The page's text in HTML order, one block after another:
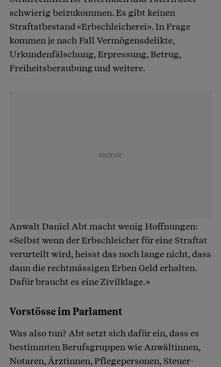
schwierig beizukommen. Es gibt keinen
Straftatbestand «Erbschleicherei». In Frage
kommen je nach Fall Vermögensdelikte,
Urkundenfälschung, Erpressung, Betrug,
Freiheitsberaubung und weitere.
Anwalt Daniel Abt macht wenig Hoffnungen:
«Selbst wenn der Erbschleicher für eine Straftat
verurteilt wird, heisst das noch lange nicht, dass
dann die rechtmässigen Erben Geld erhalten.
Dafür braucht es eine Zivilklage.»
Vorstösse im Parlament
Was also tun? Abt setzt sich dafür ein, dass es
bestimmten Berufsgruppen wie Anwältinnen,
Notaren, Ärztinnen, Pflegepersonen, Steuer-